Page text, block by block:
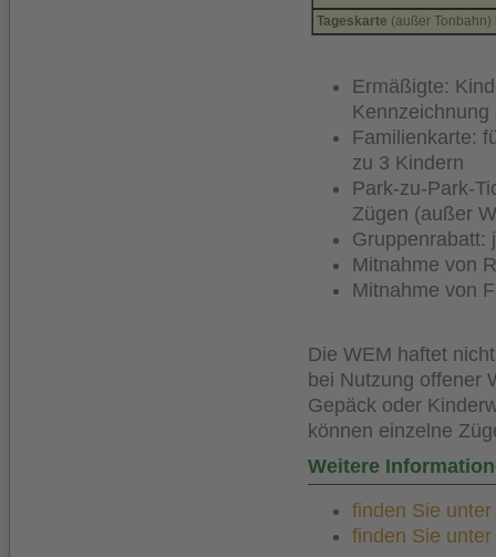
Tageskarte (außer
Ermäßigte:
Kennzeichnung
Familienkarte:
zu 3 Kindern
Park-zu-Park-
Zügen (außer
Gruppenrabatt:
Mitnahme von
Mitnahme von
Die WEM haftet
bei Nutzung offener
Gepäck oder
können einzelne
Weitere
finden Sie
finden Sie